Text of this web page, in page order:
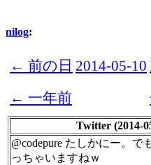
nilog:
← 前の日 2014-05-10
← 一年前
Twitter (2014-
@codepure たしかにー。で
っちゃいますねｗ